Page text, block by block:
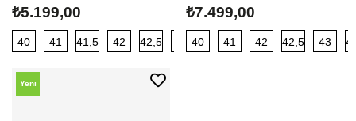
₺5.199,00
40 41 41,5 42 42,5
₺7.499,00
40 41 42 42,5 43
Yeni